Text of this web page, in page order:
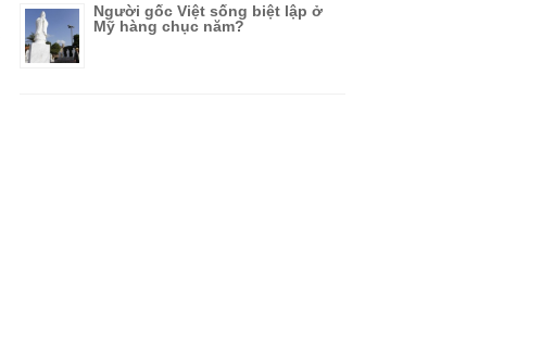
Người gốc Việt sống biệt lập ở
Mỹ hàng chục năm?